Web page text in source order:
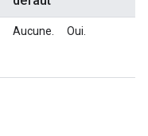
Aucune. Oui.